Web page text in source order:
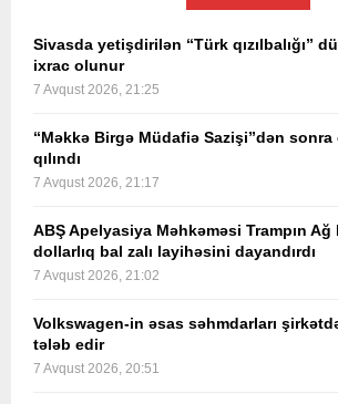
Sivasda yetişdirilən “Türk qızılbalığı”
ixrac olunur
7 Avqust 2026, 21:25
“Məkkə Birgə Müdafiə Sazişi”dən sonra
qılındı
7 Avqust 2026, 21:17
ABŞ Apelyasiya Məhkəməsi Trampın
dollarlıq bal zalı layihəsini dayandırdı
7 Avqust 2026, 21:02
Volkswagen-in əsas səhmdarları
tələb edir
7 Avqust 2026, 20:51